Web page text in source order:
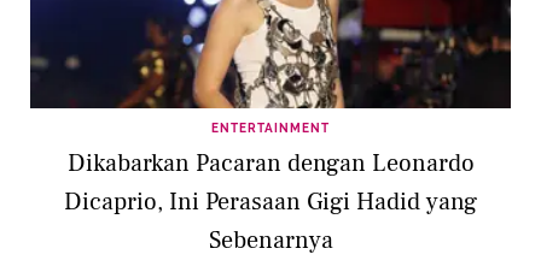
ENTERTAINMENT
Dikabarkan Pacaran dengan Leonardo
Dicaprio, Ini Perasaan Gigi Hadid yang
Sebenarnya